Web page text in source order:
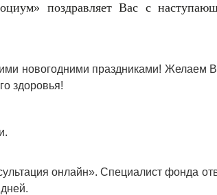
поздравляет Вас с
новогодними праздниками! Желаем
здоровья!
онлайн». Специалист фонда